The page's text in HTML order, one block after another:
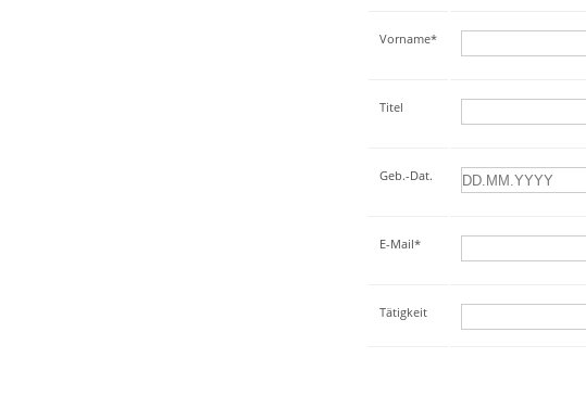
Vorname*
Titel
Geb.-Dat.
E-Mail*
Tätigkeit